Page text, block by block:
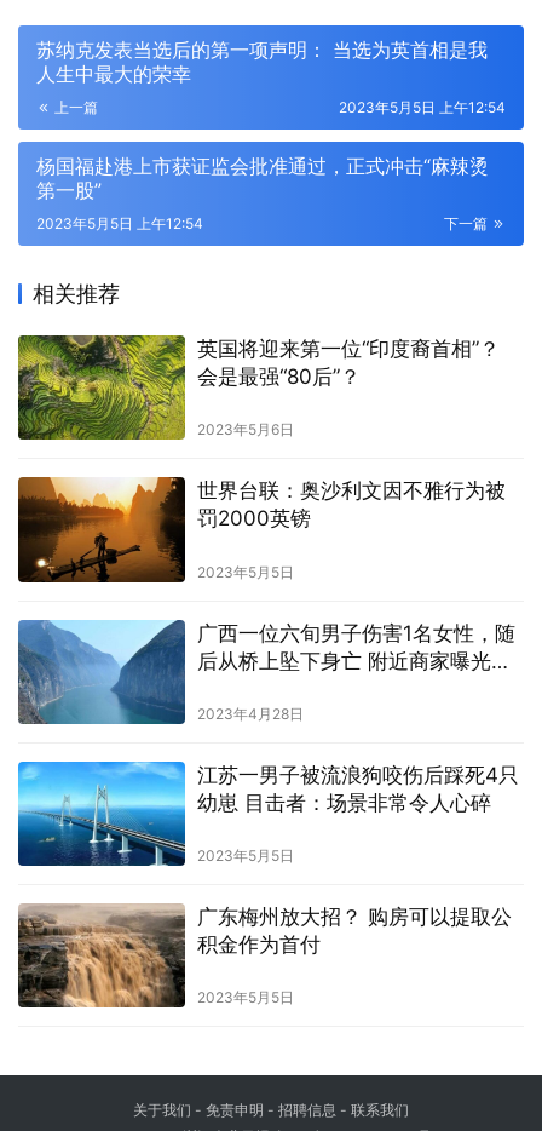
苏纳克发表当选后的第一项声明： 当选为英首相是我
人生中最大的荣幸
上一篇 2023年5月5日 上午12:54
杨国福赴港上市获证监会批准通过，正式冲击“麻辣烫
第一股”
下一篇
2023年5月5日 上午12:54
相关推荐
英国将迎来第一位“印度裔首相”？
会是最强“80后”？
2023年5月6日
世界台联：奥沙利文因不雅行为被
罚2000英镑
2023年5月5日
广西一位六旬男子伤害1名女性，随
后从桥上坠下身亡 附近商家曝光了
2023年4月28日
江苏一男子被流浪狗咬伤后踩死4只
幼崽 目击者：场景非常令人心碎
2023年5月5日
广东梅州放大招？ 购房可以提取公
积金作为首付
2023年5月5日
关于我们 - 免责申明 - 招聘信息 - 联系我们